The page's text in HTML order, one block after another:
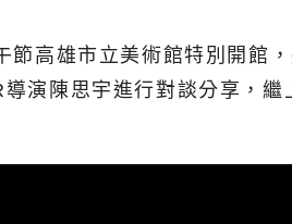
高雄市立美術館特別開館
演陳思宇進行對談分享，